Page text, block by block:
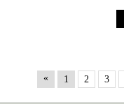
« 1 2 3